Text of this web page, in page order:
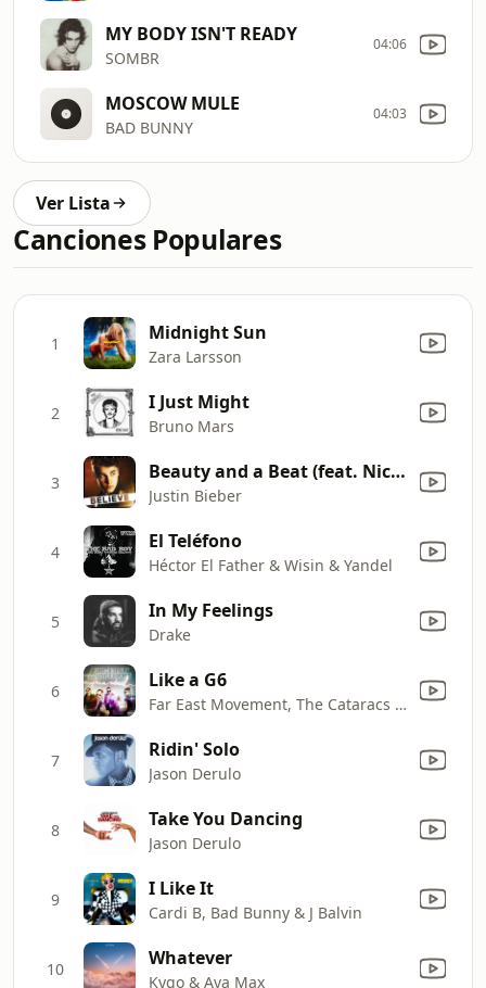
MY BODY ISN'T READY
SOMBR
04:06
MOSCOW MULE
BAD BUNNY
04:03
Ver Lista
Canciones Populares
1 Midnight Sun
Zara Larsson
2 I Just Might
Bruno Mars
3 Beauty and a Beat (feat. Nicki Minaj)
Justin Bieber
4 El Teléfono
Héctor El Father & Wisin & Yandel
5 In My Feelings
Drake
6 Like a G6
Far East Movement, The Cataracs & Dev
7 Ridin' Solo
Jason Derulo
8 Take You Dancing
Jason Derulo
9 I Like It
Cardi B, Bad Bunny & J Balvin
10 Whatever
Kygo & Ava Max